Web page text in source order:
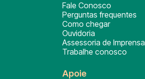
Fale Conosco
Perguntas frequentes
Como chegar
Ouvidoria
Assessoria de Imprensa
Trabalhe conosco
Apoie